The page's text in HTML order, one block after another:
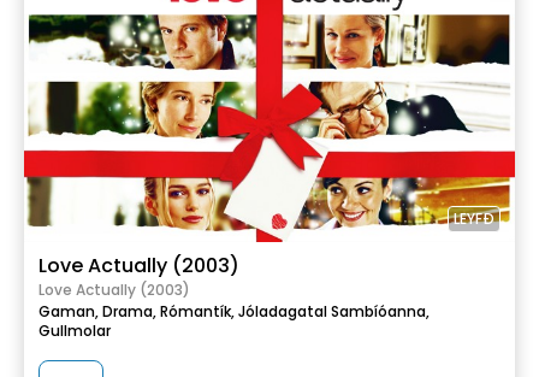
LEYFÐ
Love Actually (2003)
Love Actually (2003)
Gaman,Drama,Rómantík,Jóladagatal Sambíóanna,
Gullmolar